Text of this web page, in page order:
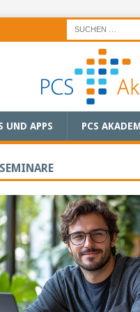
UND APPS PCS